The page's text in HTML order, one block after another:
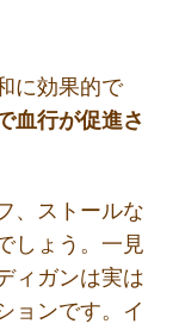
に効果的で
血行が促進さ
、ストールな
しょう。一見
ィガンは実は
ョンです。イ